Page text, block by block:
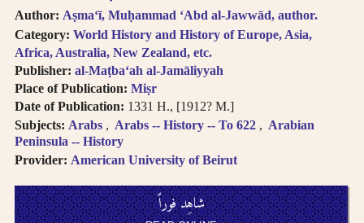
follows Modern
Standard Arabic
(fuṣḥá).
Diacritical vowels
are equivalent to
normal characters,
i.e. Ḥajjāj = Hajjaj.
Try searching
places by different
transliterations, i.e.
Cairo, Qahira,
Qahirah, Tehran,
حاول البحث عن مكان النشر
باستخدام طرق مختلفة من
باللغة الفرنسية أو باللغة
الإنجليزية.
حاول البحث عن الموضوع
باستخدام طرق مختلفة من
الترجمة الصوتية أو باللغة
Author: Aṣmaʻī, Muḥammad ʻAbd al-Jawwād, author.
Category: World History and History of Europe, Asia,
Africa, Australia, New Zealand, etc.
Publisher: al-Maṭbaʻah al-Jamāliyyah
Place of Publication: Miṣr
Date of Publication: 1331 H., [1912? M.]
Subjects: Arabs Arabs -- History -- To 622
Arabian
Peninsula -- History
Provider: American University of Beirut
شاهِد فوراً